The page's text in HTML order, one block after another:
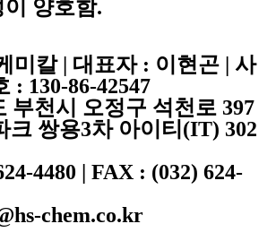
양호함.
미칼 | 대표자 : 이현곤 | 사
: 130-86-42547
부천시 오정구 석천로 397
크 쌍용3차 아이티(IT) 302
4480 | FAX : (032) 624-
chem.co.kr